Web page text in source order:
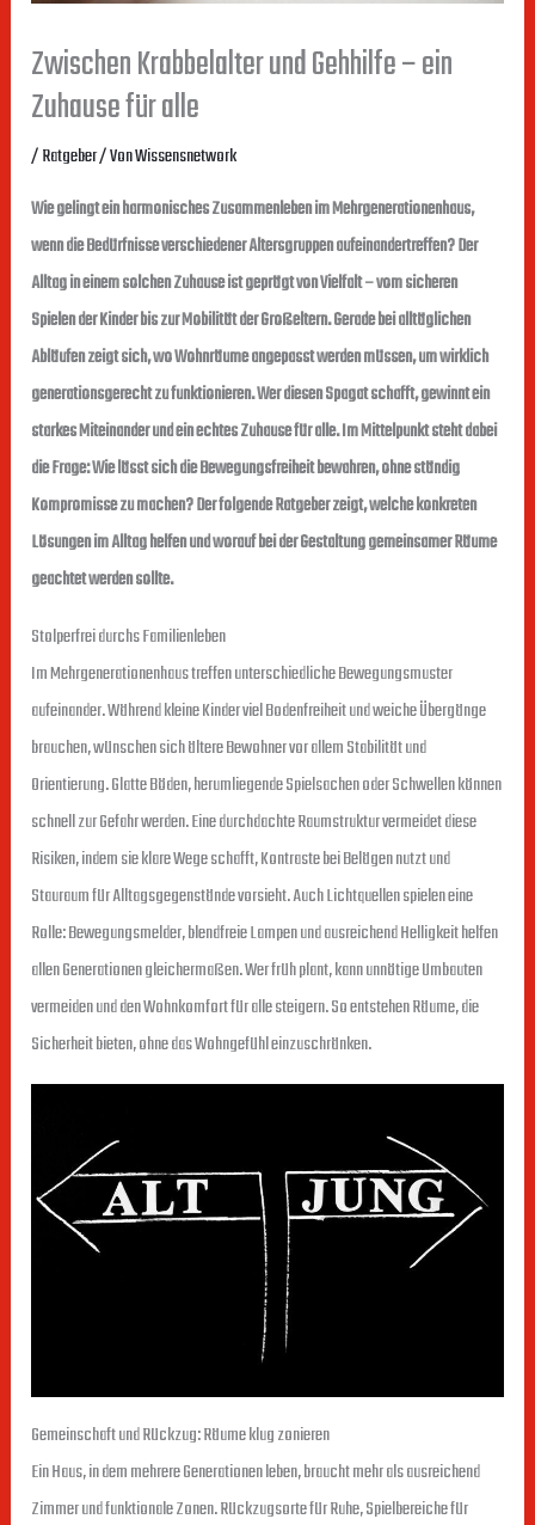
Zwischen Krabbelalter und Gehhilfe – ein
Zuhause für alle
/Ratgeber/ VonWissensnetwork
Wie gelingt ein harmonisches Zusammenleben im Mehrgenerationenhaus,
wenn die Bedürfnisse verschiedener Altersgruppen aufeinandertreffen? Der
Alltag in einem solchen Zuhause ist geprägt von Vielfalt – vom sicheren
Spielen der Kinder bis zur Mobilität der Großeltern. Gerade bei alltäglichen
Abläufen zeigt sich, wo Wohnräume angepasst werden müssen, um wirklich
generationsgerecht zu funktionieren. Wer diesen Spagat schafft, gewinnt ein
starkes Miteinander und ein echtes Zuhause für alle. Im Mittelpunkt steht dabei
die Frage: Wie lässt sich die Bewegungsfreiheit bewahren, ohne ständig
Kompromisse zu machen? Der folgende Ratgeber zeigt, welche konkreten
Lösungen im Alltag helfen und worauf bei der Gestaltung gemeinsamer Räume
geachtet werden sollte.
Stolperfrei durchs Familienleben
Im Mehrgenerationenhaus treffen unterschiedliche Bewegungsmuster
aufeinander. Während kleine Kinder viel Bodenfreiheit und weiche Übergänge
brauchen, wünschen sich ältere Bewohner vor allem Stabilität und
Orientierung. Glatte Böden, herumliegende Spielsachen oder Schwellen können
schnell zur Gefahr werden. Eine durchdachte Raumstruktur vermeidet diese
Risiken, indem sie klare Wege schafft, Kontraste bei Belägen nutzt und
Stauraum für Alltagsgegenstände vorsieht. Auch Lichtquellen spielen eine
Rolle: Bewegungsmelder, blendfreie Lampen und ausreichend Helligkeit helfen
allen Generationen gleichermaßen. Wer früh plant, kann unnötige Umbauten
vermeiden und den Wohnkomfort für alle steigern. So entstehen Räume, die
Sicherheit bieten, ohne das Wohngefühl einzuschränken.
Gemeinschaft und Rückzug: Räume klug zonieren
Ein Haus, in dem mehrere Generationen leben, braucht mehr als ausreichend
Zimmer und funktionale Zonen. Rückzugsorte für Ruhe, Spielbereiche für